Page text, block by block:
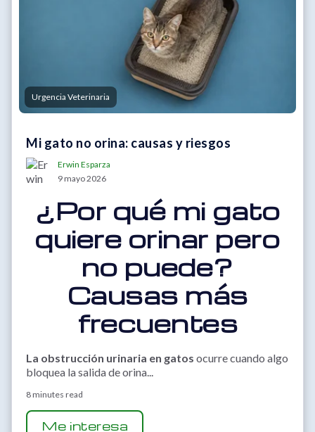
Urgencia Veterinaria
Mi gato no orina: causas y riesgos
Erwin Esparza
9 mayo 2026
¿Por qué mi gato
quiere orinar pero
no puede?
Causas más
frecuentes
La obstrucción urinaria en gatos ocurre cuando algo
bloquea la salida de orina...
8 minutes read
Me interesa